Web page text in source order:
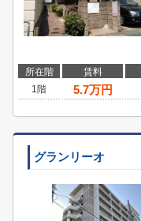
所在階 賃料
1階
5.7万円
グランリーオ